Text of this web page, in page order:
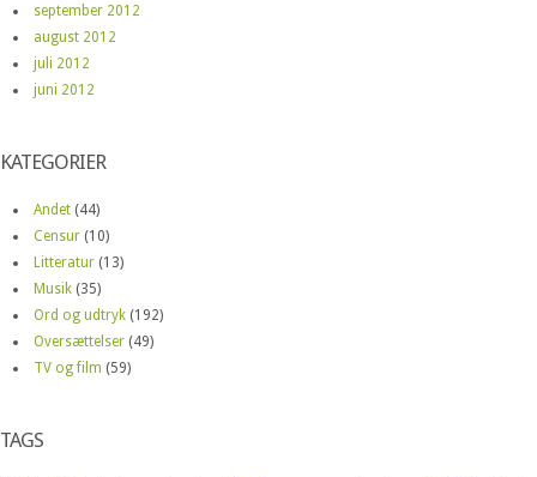
september 2012
august 2012
juli 2012
juni 2012
KATEGORIER
Andet (44)
Censur (10)
Litteratur (13)
Musik (35)
Ord og udtryk (192)
Oversættelser (49)
TV og film (59)
TAGS